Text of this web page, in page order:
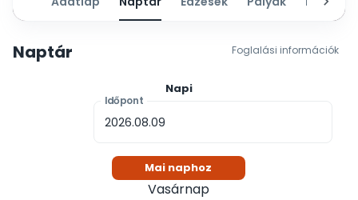
Naptár Foglalási információk
Napi
Időpont
Mai naphoz
Vasárnap